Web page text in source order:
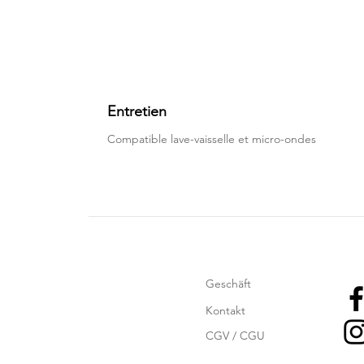
Entretien
Compatible lave-vaisselle et micro-ondes
Geschäft
Kontakt
CGV / CGU